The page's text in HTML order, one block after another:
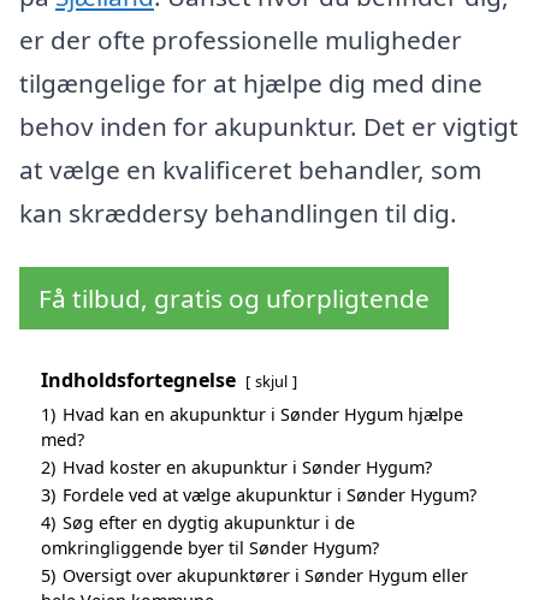
er der ofte professionelle muligheder
tilgængelige for at hjælpe dig med dine
behov inden for akupunktur. Det er vigtigt
at vælge en kvalificeret behandler, som
kan skræddersy behandlingen til dig.
Få tilbud, gratis og uforpligtende
Indholdsfortegnelse skjul
1) Hvad kan en akupunktur i Sønder Hygum hjælpe
med?
2) Hvad koster en akupunktur i Sønder Hygum?
3) Fordele ved at vælge akupunktur i Sønder Hygum?
4) Søg efter en dygtig akupunktur i de
omkringliggende byer til Sønder Hygum?
5) Oversigt over akupunktører i Sønder Hygum eller